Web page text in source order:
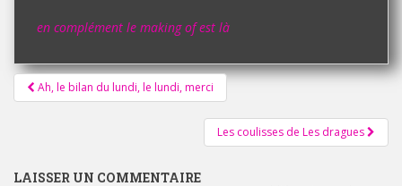
en complément le making of est là
Pagination
d'article
Ah, le bilan du lundi, le lundi, merci
Les coulisses de Les dragues
LAISSER UN COMMENTAIRE